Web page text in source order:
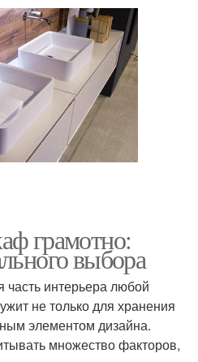
грамотно:
выбора
интерьера любой
не только для хранения
элементом дизайна.
множество факторов,